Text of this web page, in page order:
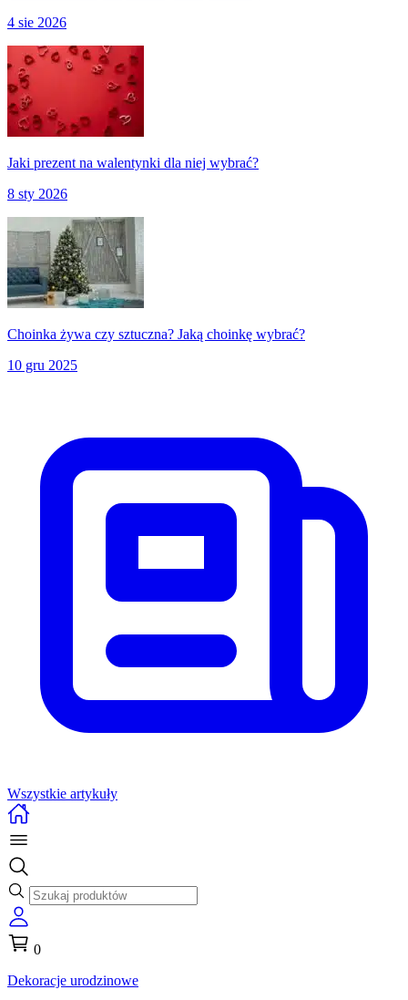
4 sie 2026
Jaki prezent na walentynki dla niej wybrać?
8 sty 2026
Choinka żywa czy sztuczna? Jaką choinkę wybrać?
10 gru 2025
Wszystkie artykuły
0
Dekoracje urodzinowe